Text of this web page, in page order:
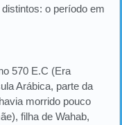
o período em
570 E.C (Era
Arábica, parte da
morrido pouco
filha de Wahab,